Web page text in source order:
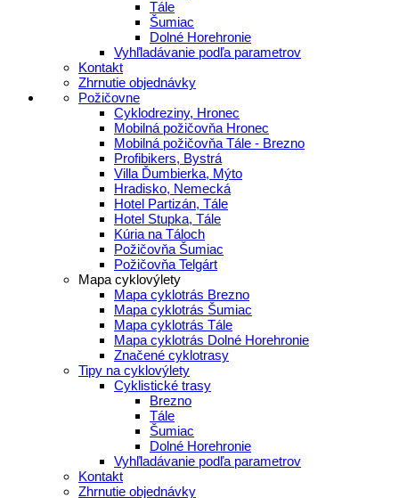
Tále
Šumiac
Dolné Horehronie
Vyhľladávanie podľa parametrov
Kontakt
Zhrnutie objednávky
Požičovne
Cyklodreziny, Hronec
Mobilná požičovňa Hronec
Mobilná požičovňa Tále - Brezno
Profibikers, Bystrá
Villa Ďumbierka, Mýto
Hradisko, Nemecká
Hotel Partizán, Tále
Hotel Stupka, Tále
Kúria na Táloch
Požičovňa Šumiac
Požičovňa Telgárt
Mapa cyklovýlety
Mapa cyklotrás Brezno
Mapa cyklotrás Šumiac
Mapa cyklotrás Tále
Mapa cyklotrás Dolné Horehronie
Značené cyklotrasy
Tipy na cyklovýlety
Cyklistické trasy
Brezno
Tále
Šumiac
Dolné Horehronie
Vyhľladávanie podľa parametrov
Kontakt
Zhrnutie objednávky